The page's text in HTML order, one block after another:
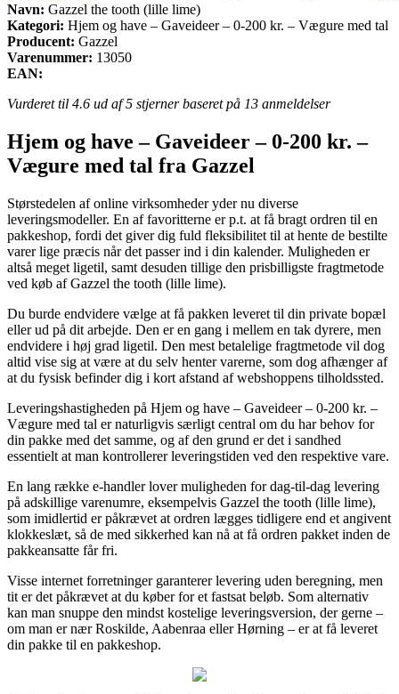
Navn: Gazzel the tooth (lille lime)
Kategori: Hjem og have – Gaveideer – 0-200 kr. – Vægure med tal
Producent: Gazzel
Varenummer: 13050
EAN:
Vurderet til 4.6 ud af 5 stjerner baseret på 13 anmeldelser
Hjem og have – Gaveideer – 0-200 kr. –
Vægure med tal fra Gazzel
Størstedelen af online virksomheder yder nu diverse
leveringsmodeller. En af favoritterne er p.t. at få bragt ordren til en
pakkeshop, fordi det giver dig fuld fleksibilitet til at hente de bestilte
varer lige præcis når det passer ind i din kalender. Muligheden er
altså meget ligetil, samt desuden tillige den prisbilligste fragtmetode
ved køb af Gazzel the tooth (lille lime).
Du burde endvidere vælge at få pakken leveret til din private bopæl
eller ud på dit arbejde. Den er en gang i mellem en tak dyrere, men
endvidere i høj grad ligetil. Den mest betalelige fragtmetode vil dog
altid vise sig at være at du selv henter varerne, som dog afhænger af
at du fysisk befinder dig i kort afstand af webshoppens tilholdssted.
Leveringshastigheden på Hjem og have – Gaveideer – 0-200 kr. –
Vægure med tal er naturligvis særligt central om du har behov for
din pakke med det samme, og af den grund er det i sandhed
essentielt at man kontrollerer leveringstiden ved den respektive vare.
En lang række e-handler lover muligheden for dag-til-dag levering
på adskillige varenumre, eksempelvis Gazzel the tooth (lille lime),
som imidlertid er påkrævet at ordren lægges tidligere end et angivent
klokkeslæt, så de med sikkerhed kan nå at få ordren pakket inden de
pakkeansatte får fri.
Visse internet forretninger garanterer levering uden beregning, men
tit er det påkrævet at du køber for et fastsat beløb. Som alternativ
kan man snuppe den mindst kostelige leveringsversion, der gerne –
om man er nær Roskilde, Aabenraa eller Hørning – er at få leveret
din pakke til en pakkeshop.